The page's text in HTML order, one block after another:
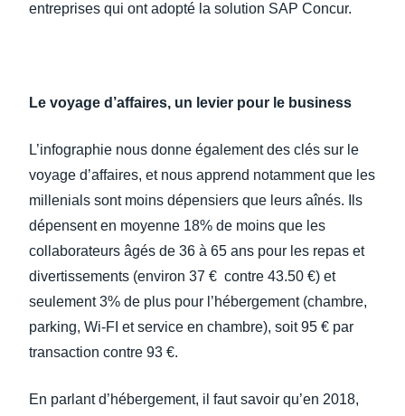
entreprises qui ont adopté la solution SAP Concur.
Le voyage d’affaires, un levier pour le business
L’infographie nous donne également des clés sur le
voyage d’affaires, et nous apprend notamment que les
millenials sont moins dépensiers que leurs aînés. Ils
dépensent en moyenne 18% de moins que les
collaborateurs âgés de 36 à 65 ans pour les repas et
divertissements (environ 37 € contre 43.50 €) et
seulement 3% de plus pour l’hébergement (chambre,
parking, Wi-FI et service en chambre), soit 95 € par
transaction contre 93 €.
En parlant d’hébergement, il faut savoir qu’en 2018,